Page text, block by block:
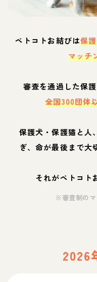
ペトコトお結びは保
マッチ
審査を通過した保
全国300団体
保護犬・保護猫と人
ぎ、命が最後まで大
それがペトコト
※審査制のマ
2026